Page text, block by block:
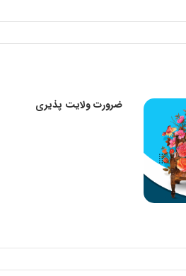
ضرورت ولایت پذیری